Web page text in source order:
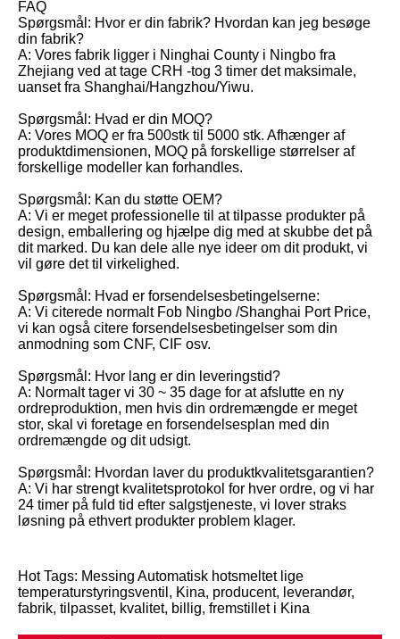
FAQ
Spørgsmål: Hvor er din fabrik? Hvordan kan jeg besøge
din fabrik?
A: Vores fabrik ligger i Ninghai County i Ningbo fra
Zhejiang ved at tage CRH -tog 3 timer det maksimale,
uanset fra Shanghai/Hangzhou/Yiwu.
Spørgsmål: Hvad er din MOQ?
A: Vores MOQ er fra 500stk til 5000 stk. Afhænger af
produktdimensionen, MOQ på forskellige størrelser af
forskellige modeller kan forhandles.
Spørgsmål: Kan du støtte OEM?
A: Vi er meget professionelle til at tilpasse produkter på
design, emballering og hjælpe dig med at skubbe det på
dit marked. Du kan dele alle nye ideer om dit produkt, vi
vil gøre det til virkelighed.
Spørgsmål: Hvad er forsendelsesbetingelserne:
A: Vi citerede normalt Fob Ningbo /Shanghai Port Price,
vi kan også citere forsendelsesbetingelser som din
anmodning som CNF, CIF osv.
Spørgsmål: Hvor lang er din leveringstid?
A: Normalt tager vi 30 ~ 35 dage for at afslutte en ny
ordreproduktion, men hvis din ordremængde er meget
stor, skal vi foretage en forsendelsesplan med din
ordremængde og dit udsigt.
Spørgsmål: Hvordan laver du produktkvalitetsgarantien?
A: Vi har strengt kvalitetsprotokol for hver ordre, og vi har
24 timer på fuld tid efter salgstjeneste, vi lover straks
løsning på ethvert produkter problem klager.
Hot Tags: Messing Automatisk hotsmeltet lige
temperaturstyringsventil, Kina, producent, leverandør,
fabrik, tilpasset, kvalitet, billig, fremstillet i Kina